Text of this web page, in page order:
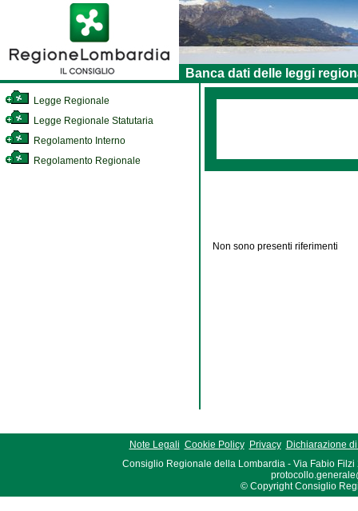
Banca dati delle leggi
Legge Regionale
Legge Regionale Statutaria
Regolamento Interno
Regolamento Regionale
Non sono presenti riferimenti
Note Legali Cookie Policy Privacy
Dichiarazione
Consiglio Regionale della Lombardia - Via Fabio Filzi
© Copyright Consiglio